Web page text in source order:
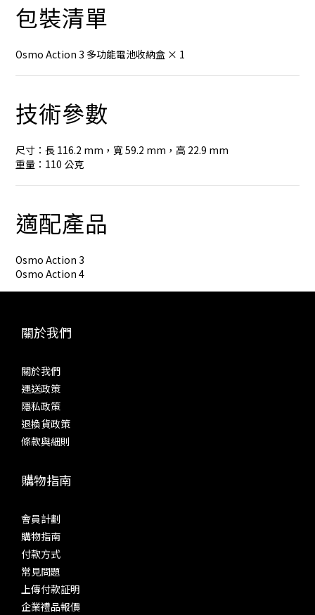
包裝清單
Osmo Action 3 多功能電池收納盒 × 1
技術參數
尺寸：長 116.2 mm，寬 59.2 mm，高 22.9 mm
重量：110 公克
適配產品
Osmo Action 3
Osmo Action 4
關於我們
關於我們
運送政策
隱私政策
退換貨政策
條款與細則
購物指南
會員計劃
購物指南
付款方式
常見問題
上傳付款証明
企業禮品報價